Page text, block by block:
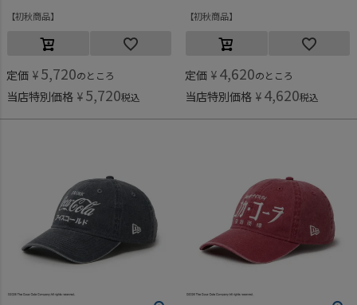
初秋商品
定価 ¥ 5,720のところ
当店特別価格 ¥ 5,720税込
初秋商品
定価 ¥ 4,620のところ
当店特別価格 ¥ 4,620税込